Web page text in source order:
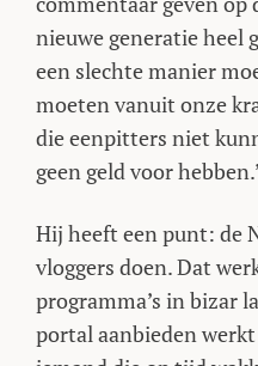
nieuwe generatie heel
een slechte manier
moeten vanuit onze
die eenpitters niet
geen geld voor
Hij heeft een punt: de
vloggers doen. Dat
programma’s in bizar
portal aanbieden